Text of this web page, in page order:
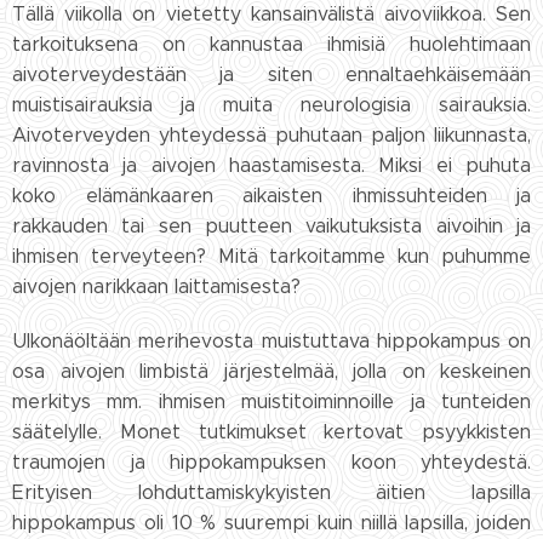
Tällä viikolla on vietetty kansainvälistä aivoviikkoa. Sen
tarkoituksena on kannustaa ihmisiä huolehtimaan
aivoterveydestään ja siten ennaltaehkäisemään
muistisairauksia ja muita neurologisia sairauksia.
Aivoterveyden yhteydessä puhutaan paljon liikunnasta,
ravinnosta ja aivojen haastamisesta. Miksi ei puhuta
koko elämänkaaren aikaisten ihmissuhteiden ja
rakkauden tai sen puutteen vaikutuksista aivoihin ja
ihmisen terveyteen? Mitä tarkoitamme kun puhumme
aivojen narikkaan laittamisesta?
Ulkonäöltään merihevosta muistuttava hippokampus on
osa aivojen limbistä järjestelmää, jolla on keskeinen
merkitys mm. ihmisen muistitoiminnoille ja tunteiden
säätelylle. Monet tutkimukset kertovat psyykkisten
traumojen ja hippokampuksen koon yhteydestä.
Erityisen lohduttamiskykyisten äitien lapsilla
hippokampus oli 10 % suurempi kuin niillä lapsilla, joiden